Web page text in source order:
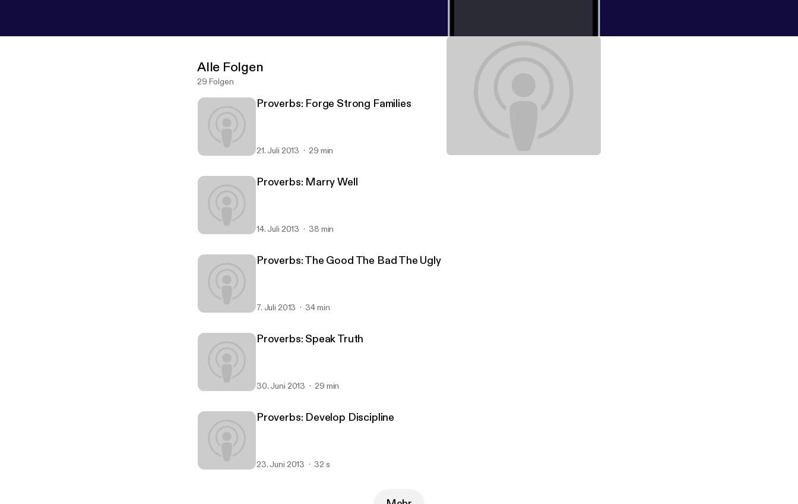
Alle Folgen
29 Folgen
Proverbs: Forge Strong Families
21. Juli 2013 29 min
Proverbs: Marry Well
14. Juli 2013 38 min
Proverbs: The Good The Bad The Ugly
7. Juli 2013 34 min
Proverbs: Speak Truth
30. Juni 2013 29 min
Proverbs: Develop Discipline
23. Juni 2013 32 s